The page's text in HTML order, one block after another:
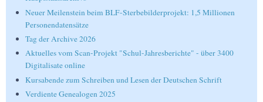
Neuer Meilenstein beim BLF-Sterbebilderprojekt: 1,5 Millionen
Personendatensätze
Tag der Archive 2026
Aktuelles vom Scan-Projekt "Schul-Jahresberichte" - über 3400
Digitalisate online
Kursabende zum Schreiben und Lesen der Deutschen Schrift
Verdiente Genealogen 2025